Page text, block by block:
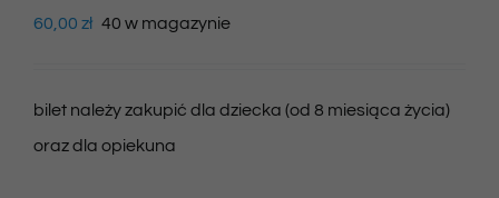
60,00 zł 40 w magazynie
bilet należy zakupić dla dziecka (od 8 miesiąca życia)
oraz dla opiekuna